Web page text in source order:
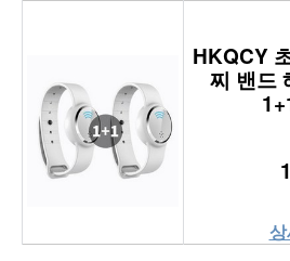
HKQCY
찌 밴드